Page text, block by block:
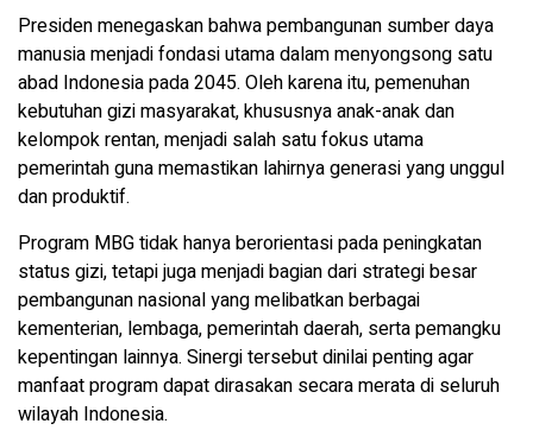
Presiden menegaskan bahwa pembangunan sumber daya
manusia menjadi fondasi utama dalam menyongsong satu
abad Indonesia pada 2045. Oleh karena itu, pemenuhan
kebutuhan gizi masyarakat, khususnya anak-anak dan
kelompok rentan, menjadi salah satu fokus utama
pemerintah guna memastikan lahirnya generasi yang unggul
dan produktif.
Program MBG tidak hanya berorientasi pada peningkatan
status gizi, tetapi juga menjadi bagian dari strategi besar
pembangunan nasional yang melibatkan berbagai
kementerian, lembaga, pemerintah daerah, serta pemangku
kepentingan lainnya. Sinergi tersebut dinilai penting agar
manfaat program dapat dirasakan secara merata di seluruh
wilayah Indonesia.